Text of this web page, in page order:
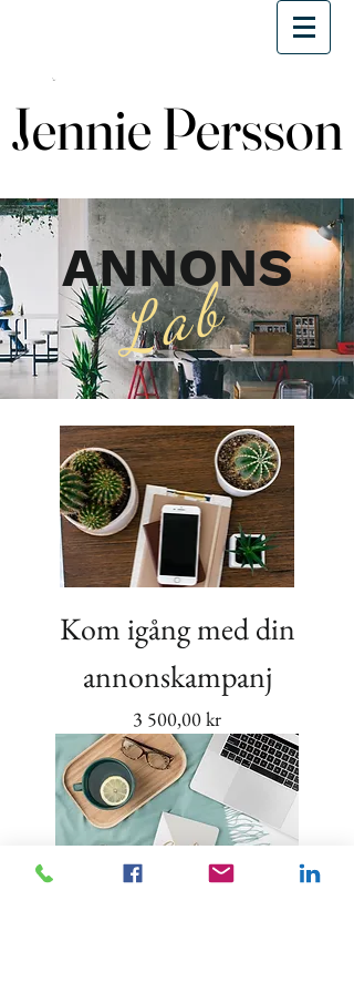
Jennie Persson
Jennie Persson
ANNONS
Lab
Kom igång med din
annonskampanj
Pris
3 500,00 kr